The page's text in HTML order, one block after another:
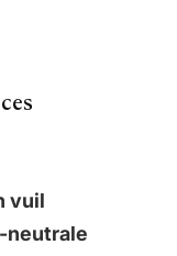
vuil
neutrale